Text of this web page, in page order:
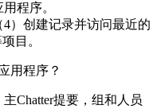
程序。
）创建记录并访问最近的
目。
用程序？
Chatter提要，组和人员